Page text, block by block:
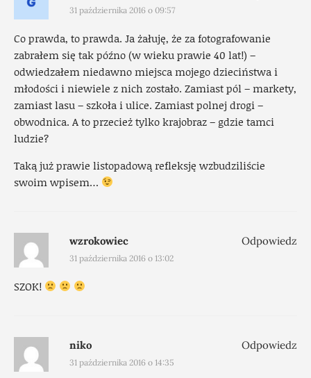
31 października 2016 o 09:57
Co prawda, to prawda. Ja żałuję, że za fotografowanie
zabrałem się tak późno (w wieku prawie 40 lat!) –
odwiedzałem niedawno miejsca mojego dzieciństwa i
młodości i niewiele z nich zostało. Zamiast pól – markety,
zamiast lasu – szkoła i ulice. Zamiast polnej drogi –
obwodnica. A to przecież tylko krajobraz – gdzie tamci
ludzie?
Taką już prawie listopadową refleksję wzbudziliście
swoim wpisem…
wzrokowiec
31 października 2016 o 13:02
SZOK!
Odpowiedz
niko
31 października 2016 o 14:35
Odpowiedz